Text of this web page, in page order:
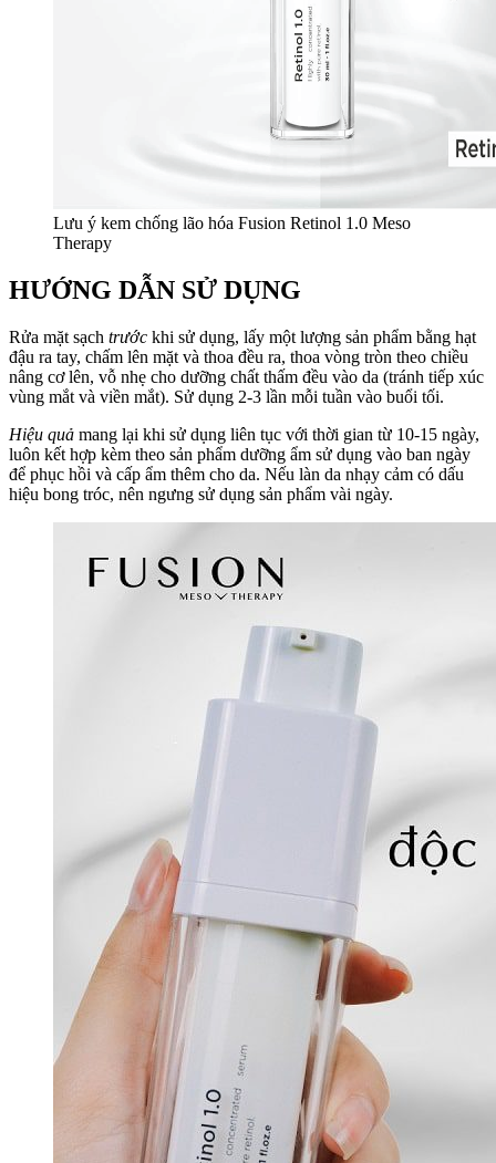
Lưu ý kem chống lão hóa Fusion Retinol 1.0 Meso
Therapy
HƯỚNG DẪN SỬ DỤNG
Rửa mặt sạch trước khi sử dụng, lấy một lượng sản phẩm bằng hạt
đậu ra tay, chấm lên mặt và thoa đều ra, thoa vòng tròn theo chiều
nâng cơ lên, vỗ nhẹ cho dưỡng chất thấm đều vào da (tránh tiếp xúc
vùng mắt và viền mắt). Sử dụng 2-3 lần mỗi tuần vào buổi tối.
Hiệu quả mang lại khi sử dụng liên tục với thời gian từ 10-15 ngày,
luôn kết hợp kèm theo sản phẩm dưỡng ẩm sử dụng vào ban ngày
để phục hồi và cấp ẩm thêm cho da. Nếu làn da nhạy cảm có dấu
hiệu bong tróc, nên ngưng sử dụng sản phẩm vài ngày.